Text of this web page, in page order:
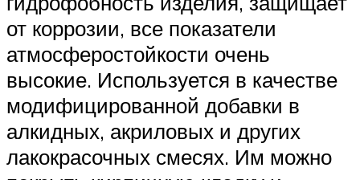
от коррозии, все показатели
атмосферостойкости очень
высокие. Используется в качестве
модифицированной добавки в
алкидных, акриловых и других
лакокрасочных смесях. Им можно